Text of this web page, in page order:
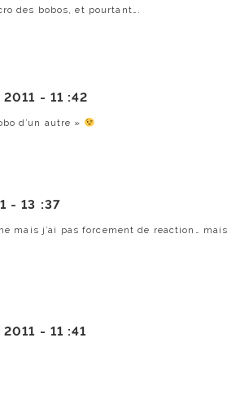
des bobos, et pourtant….
2011 - 11 :42
d’un autre »
-13 :37
mais j’ai pas forcement de reaction… mais
2011 - 11 :41